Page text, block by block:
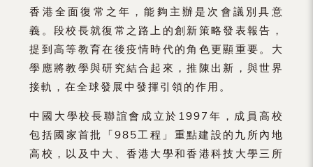
香港全面復常之年，能夠主辦是次會議別具意
義。段校長就復常之路上的創新策略發表報告，
提到高等教育在後疫情時代的角色更顯重要。大
學應將教學與研究結合起來，推陳出新，與世界
接軌，在全球發展中發揮引領的作用。
中國大學校長聯誼會成立於1997年，成員高校
包括國家首批「985工程」重點建設的九所內地
高校，以及中大、香港大學和香港科技大學三所